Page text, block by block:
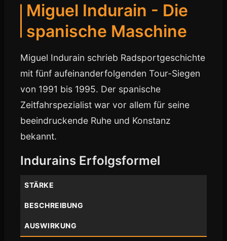
Miguel Indurain - Die
spanische Maschine
Miguel Indurain schrieb Radsportgeschichte
mit fünf aufeinanderfolgenden Tour-Siegen
von 1991 bis 1995. Der spanische
Zeitfahrspezialist war vor allem für seine
beeindruckende Ruhe und Konstanz
bekannt.
Indurains Erfolgsformel
STÄRKE
BESCHREIBUNG
AUSWIRKUNG